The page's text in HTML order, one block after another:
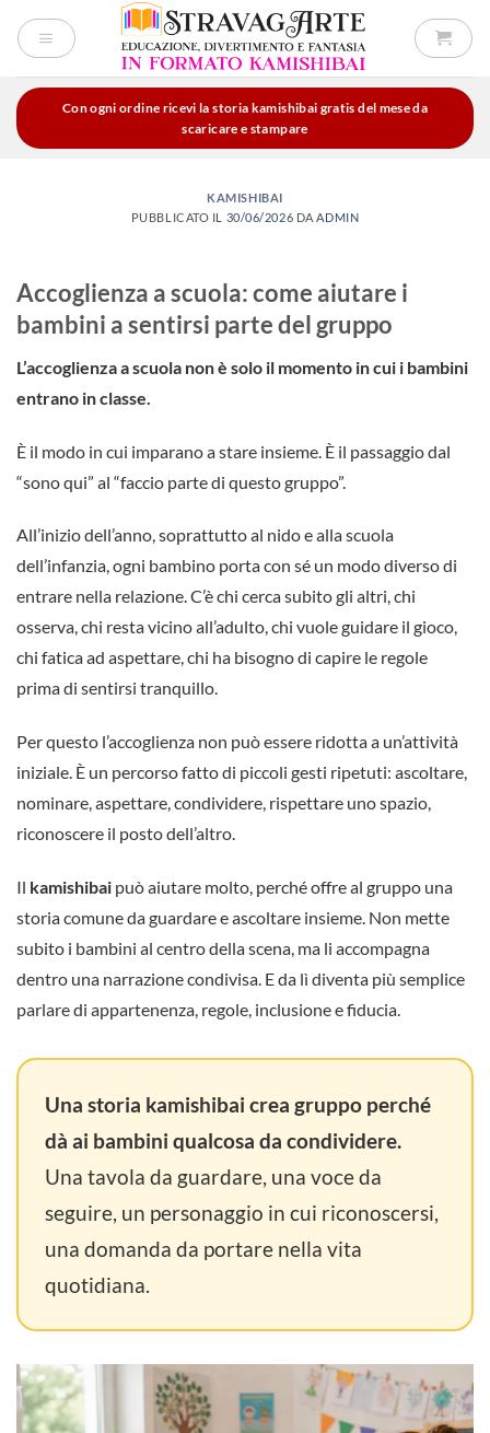
Con ogni ordine ricevi la storia kamishibai gratis del mese da
scaricare e stampare
KAMISHIBAI
PUBBLICATO IL
30/06/2026 DA ADMIN
Accoglienza a scuola: come aiutare i
bambini a sentirsi parte del gruppo
L’accoglienza a scuola non è solo il momento in cui i bambini
entrano in classe.
È il modo in cui imparano a stare insieme. È il passaggio dal
“sono qui” al “faccio parte di questo gruppo”.
All’inizio dell’anno, soprattutto al nido e alla scuola
dell’infanzia, ogni bambino porta con sé un modo diverso di
entrare nella relazione. C’è chi cerca subito gli altri, chi
osserva, chi resta vicino all’adulto, chi vuole guidare il gioco,
chi fatica ad aspettare, chi ha bisogno di capire le regole
prima di sentirsi tranquillo.
Per questo l’accoglienza non può essere ridotta a un’attività
iniziale. È un percorso fatto di piccoli gesti ripetuti: ascoltare,
nominare, aspettare, condividere, rispettare uno spazio,
riconoscere il posto dell’altro.
Il kamishibai può aiutare molto, perché offre al gruppo una
storia comune da guardare e ascoltare insieme. Non mette
subito i bambini al centro della scena, ma li accompagna
dentro una narrazione condivisa. E da lì diventa più semplice
parlare di appartenenza, regole, inclusione e fiducia.
Una storia kamishibai crea gruppo perché
dà ai bambini qualcosa da condividere.
Una tavola da guardare, una voce da
seguire, un personaggio in cui riconoscersi,
una domanda da portare nella vita
quotidiana.